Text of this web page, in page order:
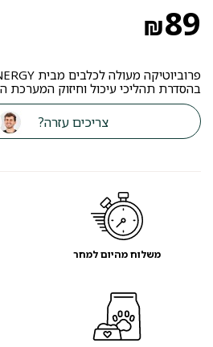
₪89
בהסדרת תהליכי עיכול וחיזוק המערכת
צריכים עזרה?
משלוח מהיום למחר